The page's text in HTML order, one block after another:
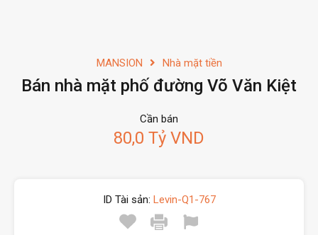
MANSION Nhà mặt tiền
Bán nhà mặt phố đường Võ Văn Kiệt
Cần bán
80,0 Tỷ VND
ID Tài sản: Levin-Q1-767